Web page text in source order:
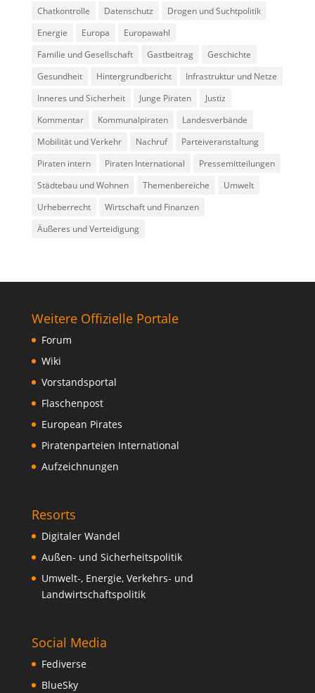
Chatkontrolle
Datenschutz
Drogen und Suchtpolitik
Energie
Europa
Europawahl
Familie und Gesellschaft
Gastbeitrag
Geschichte
Gesundheit
Hintergrundbericht
Infrastruktur und Netze
Inneres und Sicherheit
Junge Piraten
Justiz
Kommentar
Kommunalpiraten
Landesverbände
Mobilität und Verkehr
Nachruf
Parteiveranstaltung
Piraten intern
Piraten International
Pressemitteilungen
Städtebau und Wohnen
Themenbereiche
Umwelt
Urheberrecht
Wirtschaft und Finanzen
Äußeres und Verteidigung
Weitere Offizielle Portale
Forum
Wiki
Vorstandsportal
Flaschenpost
European Pirates
Piratenparteien International
Aufzeichnungen
Resorts
Digitaler Wandel
Außen- und Sicherheitspolitik
Umwelt-, Energie, Verkehrs- und
Landwirtschaftspolitik
Social Media
Fediverse
BlueSky